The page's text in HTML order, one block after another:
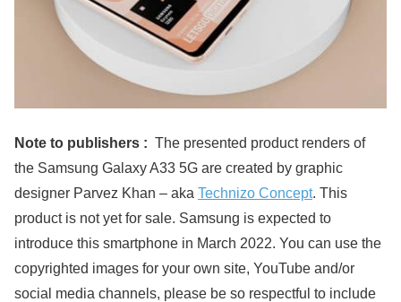
Note to publishers : The presented product renders of
the Samsung Galaxy A33 5G are created by graphic
designer Parvez Khan – aka Technizo Concept. This
product is not yet for sale. Samsung is expected to
introduce this smartphone in March 2022. You can use the
copyrighted images for your own site, YouTube and/or
social media channels, please be so respectful to include